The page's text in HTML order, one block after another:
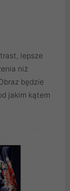
lepsze
niż
będzie
jakim kątem